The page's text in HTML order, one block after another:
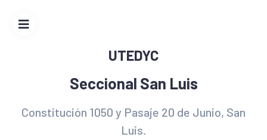
UTEDYC
Seccional San Luis
Constitución 1050 y Pasaje 20 de Junio, San
Luis.